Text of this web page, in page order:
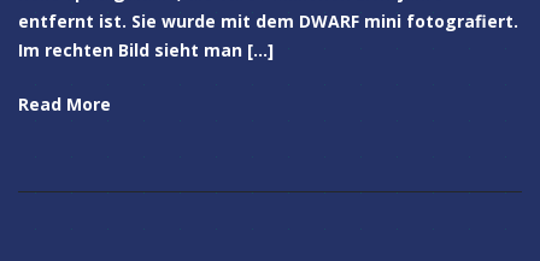
entfernt ist. Sie wurde mit dem DWARF mini fotografiert.
Im rechten Bild sieht man […]
Read More